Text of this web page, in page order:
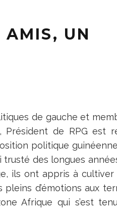
AMIS, UN
de gauche et
Président de RPG est
politique
trusté des longues
ils ont appris à cultiver
d’émotions aux
Afrique qui s’est